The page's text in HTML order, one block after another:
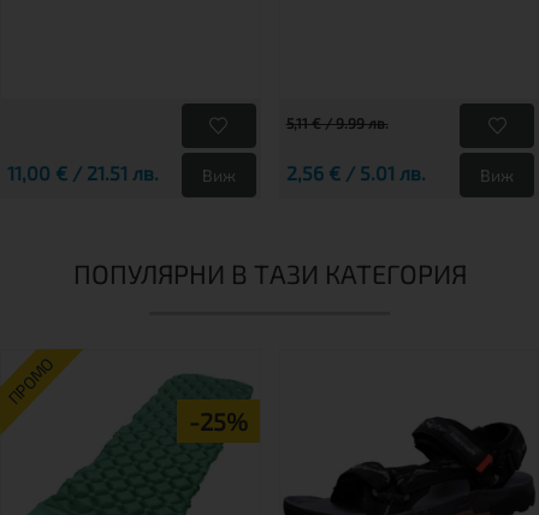
11,00 € / 21.51 лв. Виж
5,11 € / 9.99 лв.
2,56 € / 5.01 лв. Виж
ПОПУЛЯРНИ В ТАЗИ КАТЕГОРИЯ
ПРОМО
-25%